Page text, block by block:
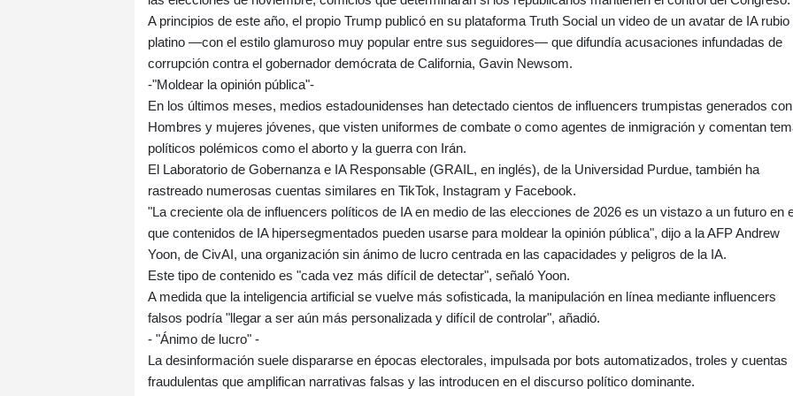
A principios de este año, el propio Trump publicó en su plataforma Truth Social un video de un avatar de IA rubio
platino —con el estilo glamuroso muy popular entre sus seguidores— que difundía acusaciones infundadas de
corrupción contra el gobernador demócrata de California, Gavin Newsom.
-"Moldear la opinión pública"-
En los últimos meses, medios estadounidenses han detectado cientos de influencers trumpistas generados
Hombres y mujeres jóvenes, que visten uniformes de combate o como agentes de inmigración y comentan
políticos polémicos como el aborto y la guerra con Irán.
El Laboratorio de Gobernanza e IA Responsable (GRAIL, en inglés), de la Universidad Purdue, también ha
rastreado numerosas cuentas similares en TikTok, Instagram y Facebook.
"La creciente ola de influencers políticos de IA en medio de las elecciones de 2026 es un vistazo a un futuro en
que contenidos de IA hipersegmentados pueden usarse para moldear la opinión pública", dijo a la AFP Andrew
Yoon, de CivAI, una organización sin ánimo de lucro centrada en las capacidades y peligros de la IA.
Este tipo de contenido es "cada vez más difícil de detectar", señaló Yoon.
A medida que la inteligencia artificial se vuelve más sofisticada, la manipulación en línea mediante influencers
falsos podría "llegar a ser aún más personalizada y difícil de controlar", añadió.
- "Ánimo de lucro" -
La desinformación suele dispararse en épocas electorales, impulsada por bots automatizados, troles y cuentas
fraudulentas que amplifican narrativas falsas y las introducen en el discurso político dominante.